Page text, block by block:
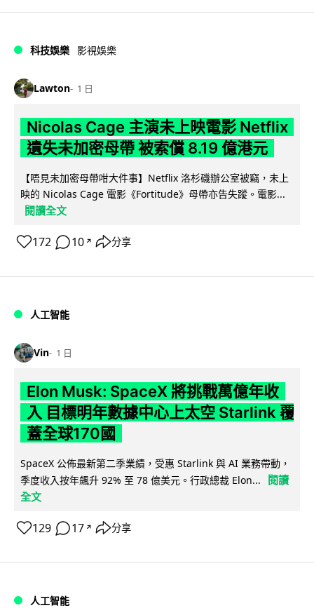
科技娛樂 影視娛樂
Lawton 1 日
Nicolas Cage 主演未上映電影 Netflix
遺失未加密母帶 被索償 8.19 億港元
【唔見未加密母帶咁大件事】Netflix 洛杉磯辦公室被竊，未上
映的 Nicolas Cage 電影《Fortitude》母帶亦告失蹤。電影...
閱讀全文
172 10 ↗ 分享
人工智能
Vin 1 日
Elon Musk: SpaceX 將挑戰萬億年收
入 目標明年數據中心上太空 Starlink 覆
蓋全球170國
SpaceX 公佈最新第二季業績，受惠 Starlink 與 AI 業務帶動，
季度收入按年飆升 92% 至 78 億美元。行政總裁 Elon...
閱讀
全文
129 17 ↗ 分享
人工智能